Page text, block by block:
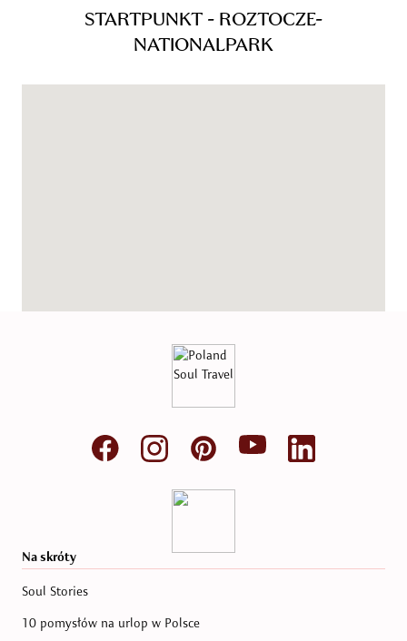
STARTPUNKT - ROZTOCZE-
NATIONALPARK
Na skróty
Soul Stories
10 pomysłów na urlop w Polsce